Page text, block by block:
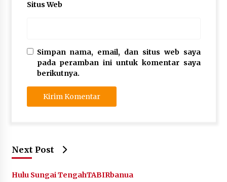
Situs Web
Simpan nama, email, dan situs web saya
pada peramban ini untuk komentar saya
berikutnya.
Next Post
Hulu Sungai TengahTABIRbanua